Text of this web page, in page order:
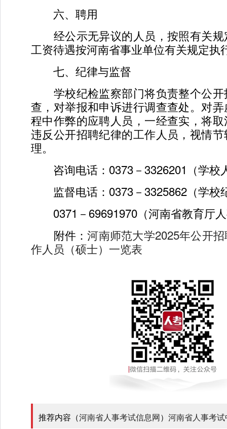
六、聘用
经公示无异议的人员，按照有关规
工资待遇按河南省事业单位有关规定执
七、纪律与监督
学校纪检监察部门将负责整个公开
查，对举报和申诉进行调查查处。对
程中作弊的应聘人员，一经查实，将
违反公开招聘纪律的工作人员，视情
理。
咨询电话：0373－3326201（学校
监督电话：0373－3325862（学校
0371－69691970（河南省教育厅
附件：河南师范大学2025年公开
作人员（硕士）一览表
推荐内容（河南省人事考试信息网） 河南省人事考